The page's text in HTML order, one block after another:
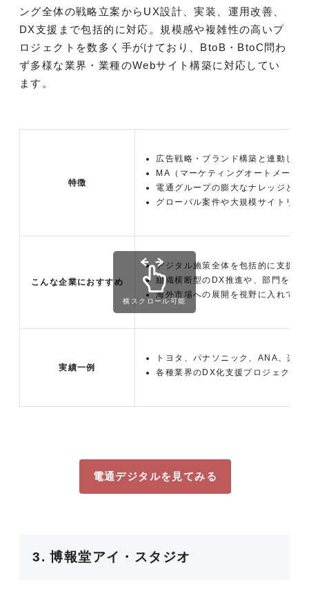
ング全体の戦略立案からUX設計、実装、運用改善、
DX支援まで包括的に対応。規模感や複雑性の高いプ
ロジェクトを数多く手がけており、BtoB・BtoC問わ
ず多様な業界・業種のWebサイト構築に対応してい
ます。
特徴
広告戦略・ブランド構築と連動した
MA（マーケティングオートメーシ
電通グループの膨大なナレッジと
グローバル案件や大規模サイトリニ
こんな企業におすすめ
デジタル施策全体を包括的に支援し
組織横断型のDX推進や、部門をま
海外市場への展開を視野に入れてい
実績一例
トヨタ、パナソニック、ANA、楽
各種業界のDX化支援プロジェクト
横スクロール可能
電通デジタルを見てみる
3. 博報堂アイ・スタジオ